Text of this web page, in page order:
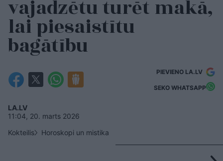
vajadzētu turēt makā,
lai piesaistītu
bagātību
PIEVIENO LA.LV
SEKO WHATSAPP
LA.LV
11:04, 20. marts 2026
Kokteilis
Horoskopi un mistika